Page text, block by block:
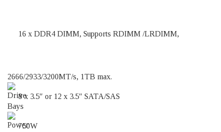
16 x DDR4 DIMM, Supports RDIMM /LRDIMM,
2666/2933/3200MT/s, 1TB max.
8 x 3.5″ or 12 x 3.5″ SATA/SAS
750W